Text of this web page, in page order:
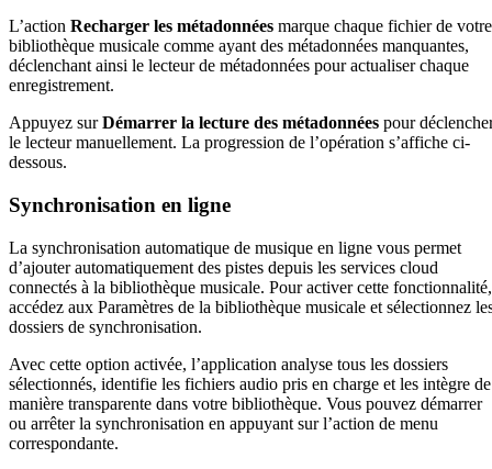
L’action Recharger les métadonnées marque chaque fichier de votre
bibliothèque musicale comme ayant des métadonnées manquantes,
déclenchant ainsi le lecteur de métadonnées pour actualiser chaque
enregistrement.
Appuyez surDémarrer la lecture des métadonnées pour
le lecteur manuellement. La progression de l’opération s’affiche ci-
dessous.
Synchronisation en ligne
La synchronisation automatique de musique en ligne vous permet
d’ajouter automatiquement des pistes depuis les services cloud
connectés à la bibliothèque musicale. Pour activer cette fonctionnalité,
accédez aux Paramètres de la bibliothèque musicale et sélectionnez
dossiers de synchronisation.
Avec cette option activée, l’application analyse tous les dossiers
sélectionnés, identifie les fichiers audio pris en charge et les intègre de
manière transparente dans votre bibliothèque. Vous pouvez démarrer
ou arrêter la synchronisation en appuyant sur l’action de menu
correspondante.